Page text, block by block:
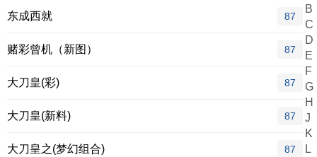
东成西就 87
赌彩曾机（新图） 87
大刀皇(彩) 87
大刀皇(新料) 87
大刀皇之(梦幻组合) 87
B
C
D
E
F
G
H
J
K
L